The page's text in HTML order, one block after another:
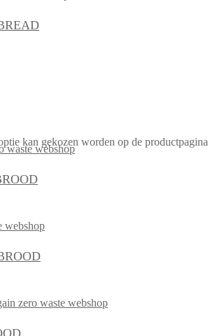
kan gekozen worden op de productpagina